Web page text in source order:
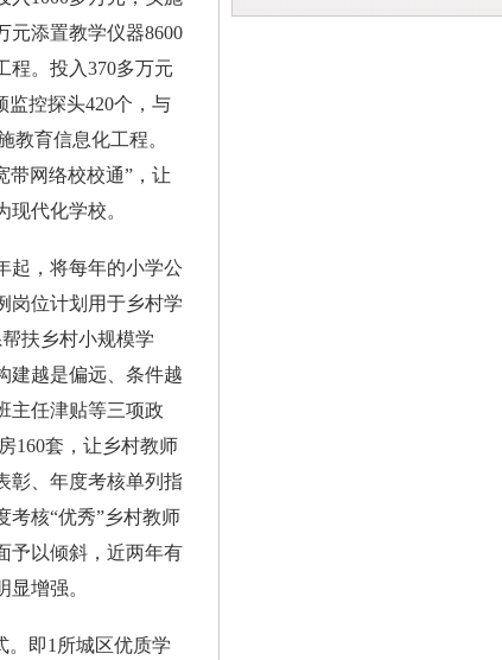
元添置教学仪器8600
程。投入370多万元
监控探头420个，与
教育信息化工程。
带网络校校通”，让
代化学校。
，将每年的小学公
岗位计划用于乡村学
扶乡村小规模学
建越是偏远、条件越
主任津贴等三项政
160套，让乡村教师
彰、年度考核单列指
考核“优秀”乡村教师
予以倾斜，近两年有
增强。
即1所城区优质学